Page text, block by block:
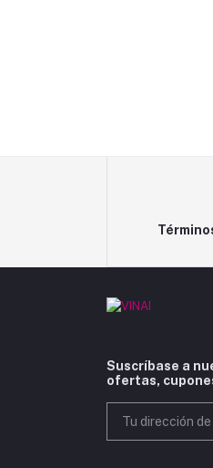
Suscríbase a
ofertas,